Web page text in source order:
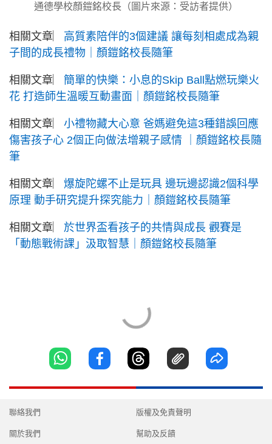
通德學校顏鎧銘校長（圖片來源：受訪者提供）
相關文章︳ 高質素陪伴的3個建議 讓每刻相處成為親
子間的成長禮物｜顏鎧銘校長隨筆
相關文章︳ 簡單的快樂：小息的Skip Ball點燃玩樂火
花 打造師生溫暖互動畫面｜顏鎧銘校長隨筆
相關文章︳ 小禮物藏大心意 爸媽避免這3種錯誤回應
傷害孩子心 2個正向做法增親子感情 ｜顏鎧銘校長隨
筆
相關文章︳ 爆旋陀螺不止是玩具 邊玩邊認識2個科學
原理 動手研究提升探究能力｜顏鎧銘校長隨筆
相關文章︳ 於世界盃看孩子的共情與成長 觀賽是
「動態戰術課」汲取智慧｜顏鎧銘校長隨筆
聯絡我們
關於我們
版權及免責聲明
幫助及反饋